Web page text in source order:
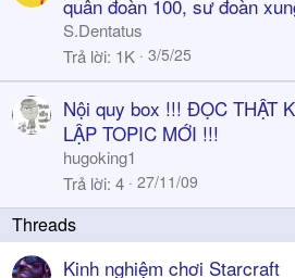
quân đoàn 100, sư đoàn
S.Dentatus
Trả lời 1K 3/5/25
Nội quy box !!! ĐỌC THẬT
LẬP TOPIC MỚI !!!
hugoking1
Trả lời 4 27/11/09
Kinh nghiệm chơi Starcraft